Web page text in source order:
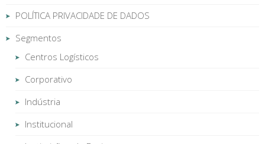
POLÍTICA PRIVACIDADE DE DADOS
Segmentos
Centros Logísticos
Corporativo
Indústria
Institucional